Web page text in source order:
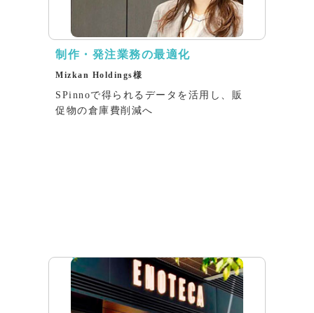
制作・発注業務の最適化
Mizkan Holdings様
SPinnoで得られるデータを活用し、販
促物の倉庫費削減へ